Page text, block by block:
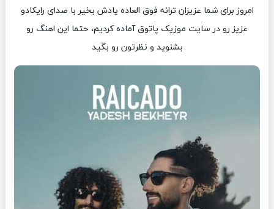
امروز برای شما عزیزان ترانه فوق العاده یادش بخیر با صدای رایکادو
عزیز رو در سایت موزیک پاتوق آماده کردیم، حتما این اهنگ رو
بشنوید و نظرتون رو بگید